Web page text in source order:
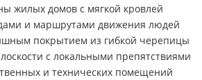
жилых домов с мягкой кровлей
и маршрутами движения людей
покрытием из гибкой черепицы
с локальными препятствиями
и технических помещений